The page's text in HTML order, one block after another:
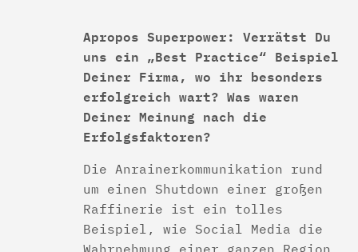
Apropos Superpower: Verrätst Du
uns ein „Best Practice“ Beispiel
Deiner Firma, wo ihr besonders
erfolgreich wart? Was waren
Deiner Meinung nach die
Erfolgsfaktoren?
Die Anrainerkommunikation rund
um einen Shutdown einer großen
Raffinerie ist ein tolles
Beispiel, wie Social Media die
Wahrnehmung einer ganzen Region